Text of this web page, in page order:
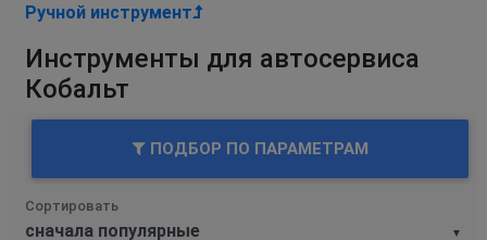
Ручной инструмент
Инструменты для автосервиса
Кобальт
ПОДБОР ПО ПАРАМЕТРАМ
▼
Сортировать